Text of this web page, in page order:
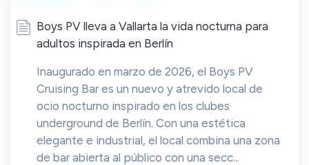
Boys PV lleva a Vallarta la vida nocturna para
adultos inspirada en Berlín
Inaugurado en marzo de 2026, el Boys PV
Cruising Bar es un nuevo y atrevido local de
ocio nocturno inspirado en los clubes
underground de Berlín. Con una estética
elegante e industrial, el local combina una zona
de bar abierta al público con una secc...